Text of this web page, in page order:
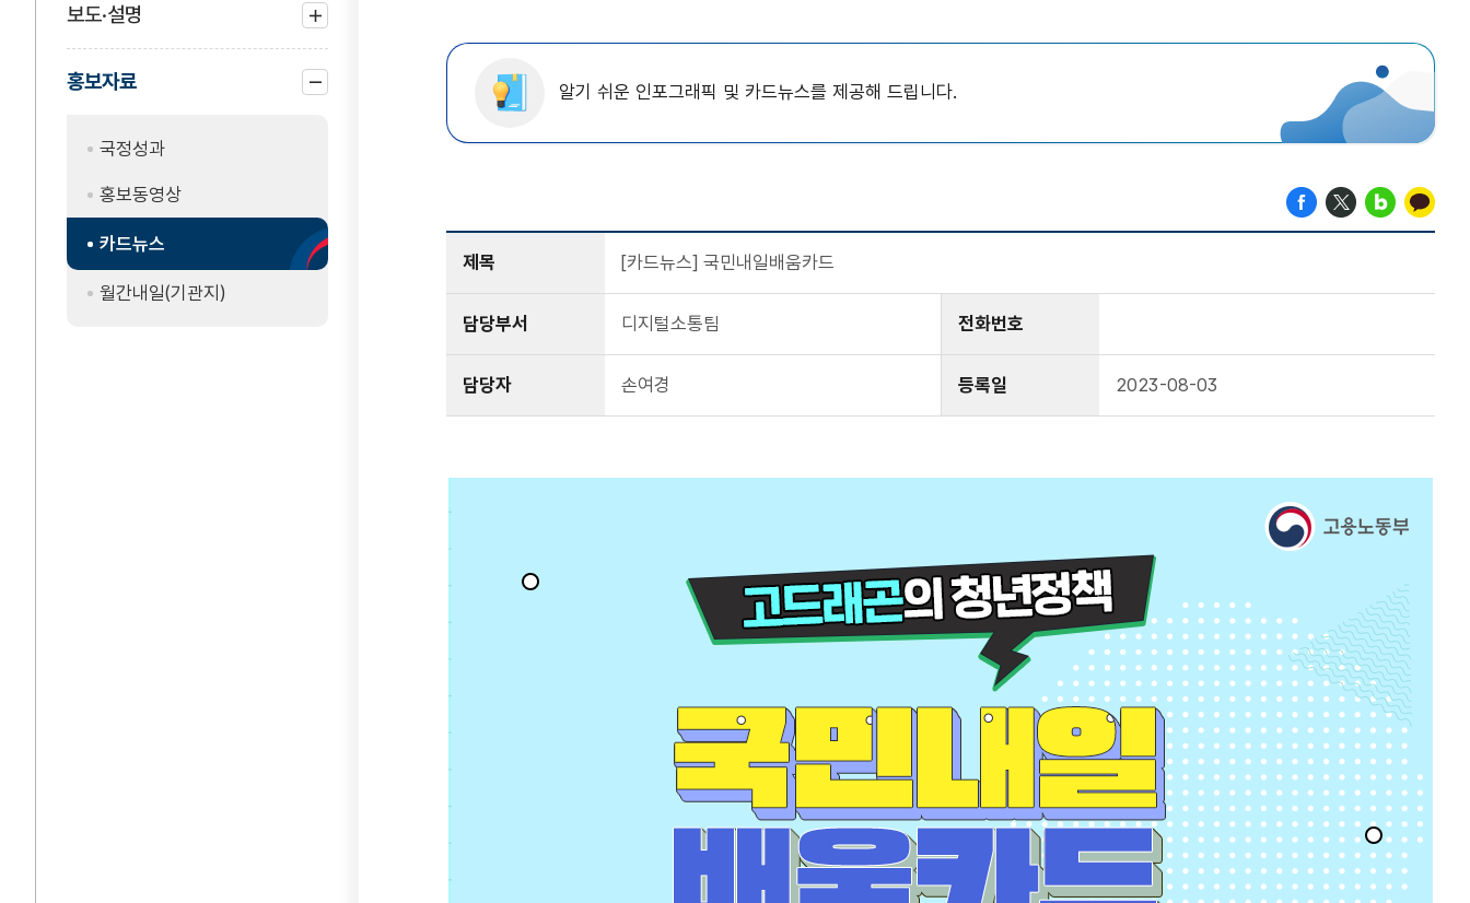
보도·설명
하위
메뉴
홍보자료
메뉴국정성과
홍보동영상
카드뉴스
월간내일(기관지)
알기 쉬운 인포그래픽 및 카드뉴스를 제공해 드립니다.
제목 [카드뉴스] 국민내일배움카드
담당부서 디지털소통팀 전화번호
담당자 손여경 등록일 2023-08-03